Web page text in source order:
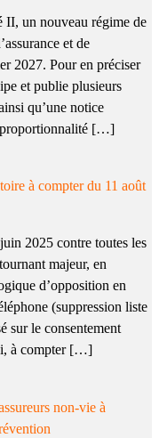
II, un nouveau régime de
et de
2027. Pour en préciser
et publie plusieurs
qu’une notice
proportionnalité […]
à compter du 11 août
2025 contre toutes les
majeur, en
d’opposition en
(suppression liste
sur le consentement
à compter […]
non-vie à